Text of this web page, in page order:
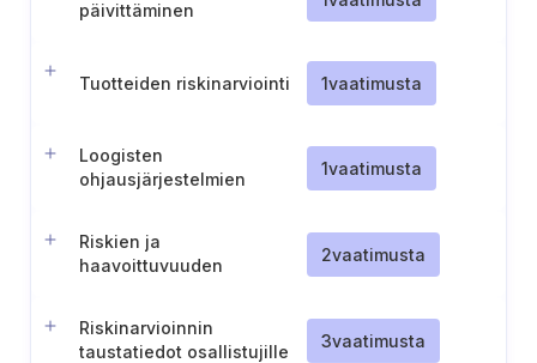
päivittäminen
Tuotteiden riskinarviointi 1vaatimusta
Loogisten
ohjausjärjestelmien
1vaatimusta
Riskien ja
haavoittuvuuden
määrittäminen
2vaatimusta
Riskinarvioinnin
taustatiedot osallistujille
3vaatimusta